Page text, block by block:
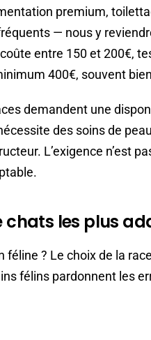
premium,
— nous y
entre 150 et 200€,
400€, souvent
demandent une
des soins de
L’exigence n’est
chats les plus
féline ? Le choix de la
félins pardonnent les